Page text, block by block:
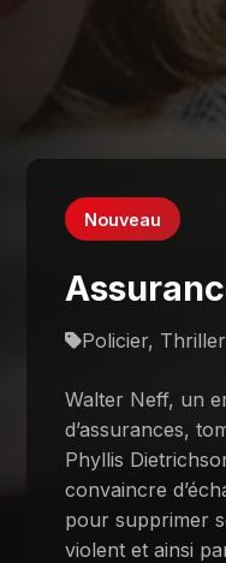
Nouveau
Policier, Thriller
Walter Neff, un
d’assurances,
Phyllis
convaincre
pour supprimer
violent et ainsi